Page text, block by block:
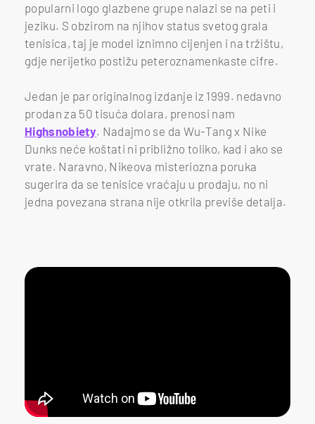
popularni logo glazbene grupe nalazi se na peti i
jeziku. S obzirom na njihov status svetog grala
tenisica, taj je model iznimno cijenjen i na tržištu,
gdje nerijetko postižu peteroznamenkaste cifre.
Jedan je par originalnog izdanje iz 1999. nedavno
prodan za 50 tisuća dolara, prenosi nam
Highsnobiety. Nadajmo se da Wu-Tang x Nike
Dunks neće koštati ni približno toliko, kad i ako se
vrate. Naravno, Nikeova misteriozna poruka
sugerira da se tenisice vraćaju u prodaju, no ni
jedna povezana strana nije otkrila previše detalja.